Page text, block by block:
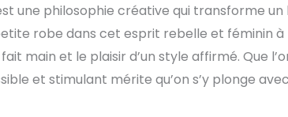
une philosophie créative qui transforme
robe dans cet esprit rebelle et féminin à
main et le plaisir d’un style affirmé. Que
et stimulant mérite qu’on s’y plonge avec